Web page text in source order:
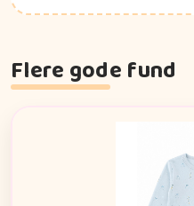
Flere gode fund